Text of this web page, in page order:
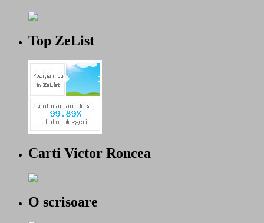
Top ZeList
Carti Victor Roncea
O scrisoare